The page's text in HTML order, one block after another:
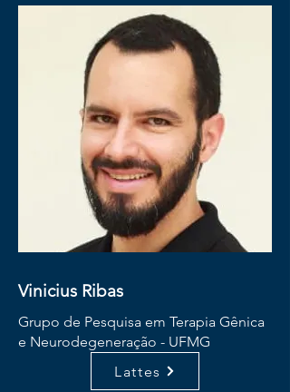
Vinicius Ribas
Grupo de Pesquisa em Terapia Gênica
e Neurodegeneração - UFMG
Lattes